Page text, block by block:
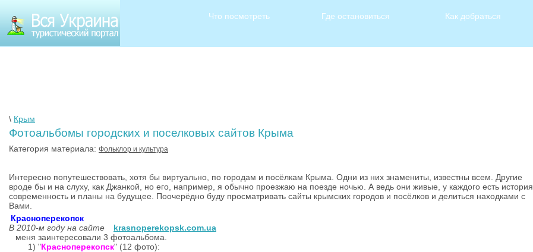
Что посмотреть Где остановиться Как добраться
\ Крым
Фотоальбомы городских и поселковых сайтов Крыма
Категория материала: Фольклор и культура
Интересно попутешествовать, хотя бы виртуально, по городам и посёлкам Крыма. Одни из них знамениты, известны всем. Другие
вроде бы и на слуху, как Джанкой, но его, например, я обычно проезжаю на поезде ночью. А ведь они живые, у каждого есть история,
современность и планы на будущее. Поочерёдно буду просматривать сайты крымских городов и посёлков и делиться находками с
Вами.
Красноперекопск
В 2010-м году на сайте
krasnoperekopsk.com.ua
меня заинтересовали 3 фотоальбома.
1) "Красноперекопск" (12 фото):